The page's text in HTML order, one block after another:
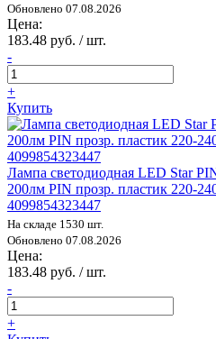
Обновлено 07.08.2026
Цена:
183.48 руб. / шт.
-
+
Купить
Лампа светодиодная LED Star
200лм PIN прозр. пластик 220-
4099854323447
На складе 1530 шт.
Обновлено 07.08.2026
Цена:
183.48 руб. / шт.
-
+